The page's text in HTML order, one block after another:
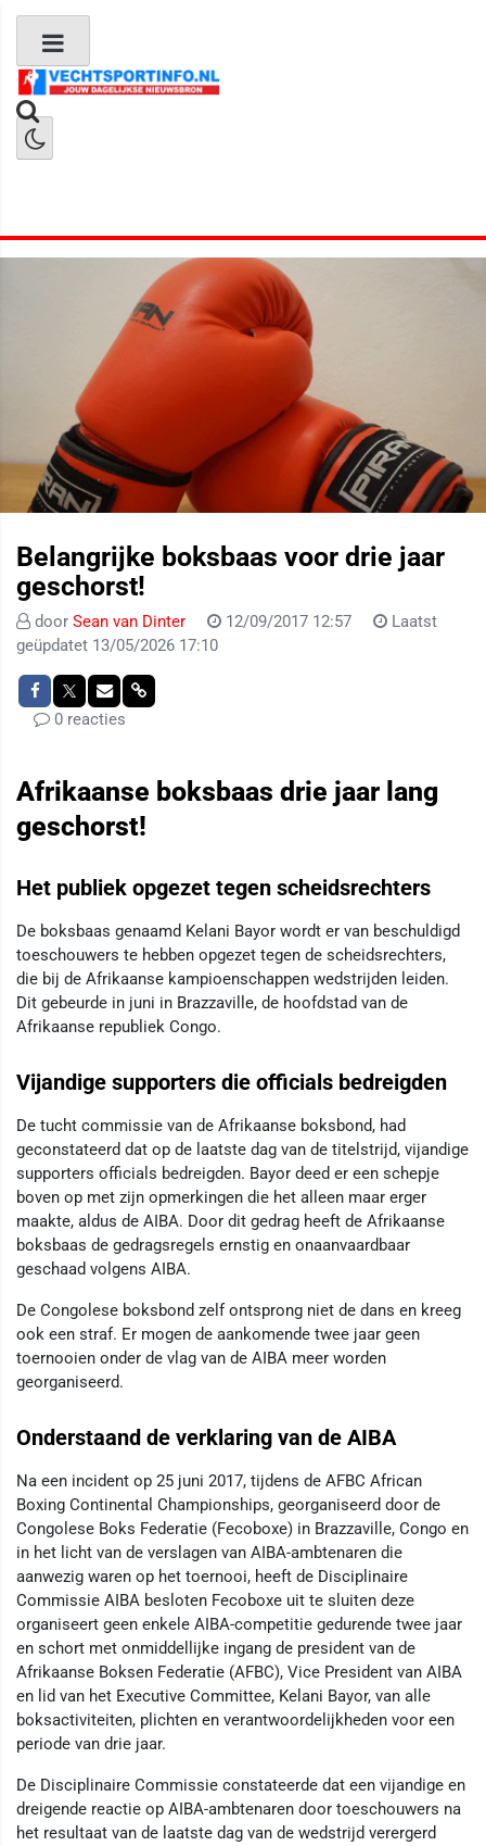
Belangrijke boksbaas voor drie jaar
geschorst!
door Sean van Dinter 12/09/2017 12:57
Laatst
geüpdatet 13/05/2026 17:10
0 reacties
Afrikaanse boksbaas drie jaar lang
geschorst!
Het publiek opgezet tegen scheidsrechters
De boksbaas genaamd Kelani Bayor wordt er van beschuldigd
toeschouwers te hebben opgezet tegen de scheidsrechters,
die bij de Afrikaanse kampioenschappen wedstrijden leiden.
Dit gebeurde in juni in Brazzaville, de hoofdstad van de
Afrikaanse republiek Congo.
Vijandige supporters die officials bedreigden
De tucht commissie van de Afrikaanse boksbond, had
geconstateerd dat op de laatste dag van de titelstrijd, vijandige
supporters officials bedreigden. Bayor deed er een schepje
boven op met zijn opmerkingen die het alleen maar erger
maakte, aldus de AIBA. Door dit gedrag heeft de Afrikaanse
boksbaas de gedragsregels ernstig en onaanvaardbaar
geschaad volgens AIBA.
De Congolese boksbond zelf ontsprong niet de dans en kreeg
ook een straf. Er mogen de aankomende twee jaar geen
toernooien onder de vlag van de AIBA meer worden
georganiseerd.
Onderstaand de verklaring van de AIBA
Na een incident op 25 juni 2017, tijdens de AFBC African
Boxing Continental Championships, georganiseerd door de
Congolese Boks Federatie (Fecoboxe) in Brazzaville, Congo en
in het licht van de verslagen van AIBA-ambtenaren die
aanwezig waren op het toernooi, heeft de Disciplinaire
Commissie AIBA besloten Fecoboxe uit te sluiten deze
organiseert geen enkele AIBA-competitie gedurende twee jaar
en schort met onmiddellijke ingang de president van de
Afrikaanse Boksen Federatie (AFBC), Vice President van AIBA
en lid van het Executive Committee, Kelani Bayor, van alle
boksactiviteiten, plichten en verantwoordelijkheden voor een
periode van drie jaar.
De Disciplinaire Commissie constateerde dat een vijandige en
dreigende reactie op AIBA-ambtenaren door toeschouwers na
het resultaat van de laatste dag van de wedstrijd verergerd